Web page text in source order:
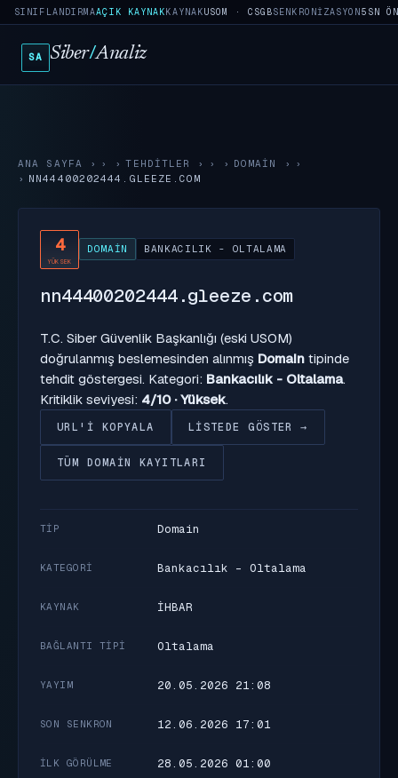
SINIFLANDIRMAAÇIK KAYNAKKAYNAKUSOM · CSGBSENKRONIZASYON5SN
SA Siber/Analiz
ANA SAYFA › TEHDITLER › DOMAIN
›
NN44400202444.GLEEZE.COM
4
YÜKSEK
DOMAIN BANKACILIK - OLTALAMA
nn44400202444.gleeze.com
T.C. Siber Güvenlik Başkanlığı (eski USOM)
doğrulanmış beslemesinden alınmış Domain tipinde
tehdit göstergesi. Kategori: Bankacılık - Oltalama.
Kritiklik seviyesi: 4/10 · Yüksek.
URL'I KOPYALA LISTEDE GÖSTER →
TÜM DOMAIN KAYITLARI
TIP Domain
KATEGORI Bankacılık - Oltalama
KAYNAK İHBAR
BAĞLANTI TIPI Oltalama
YAYIM 20.05.2026 21:08
SON SENKRON 12.06.2026 17:01
İLK GÖRÜLME 28.05.2026 01:00